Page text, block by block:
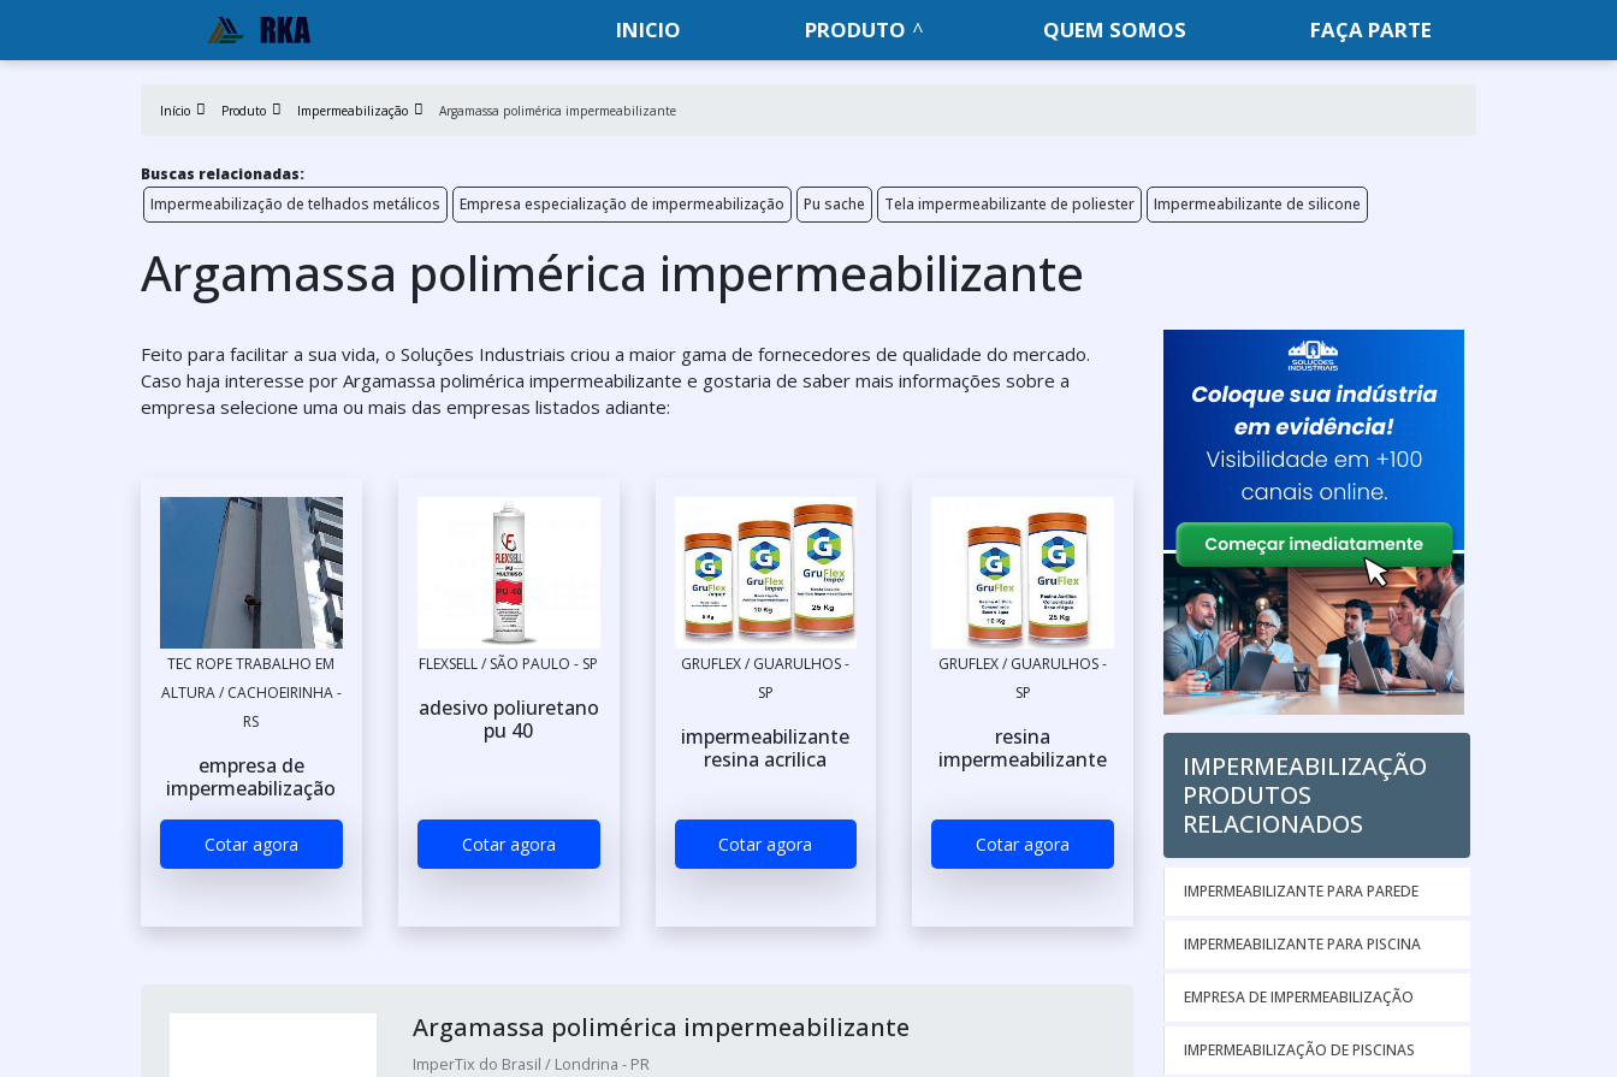
INICIO PRODUTO QUEM SOMOS FAÇA PARTE
Início Produto Impermeabilização Argamassa polimérica impermeabilizante
Buscas relacionadas:
Impermeabilização de telhados metálicos
Empresa especialização de impermeabilização Pu sache Tela impermeabilizante de poliester Impermeabilizante de silicone
Argamassa polimérica impermeabilizante
Feito para facilitar a sua vida, o Soluções Industriais criou a maior gama de fornecedores de qualidade do mercado.
Caso haja interesse por Argamassa polimérica impermeabilizante e gostaria de saber mais informações sobre a
empresa selecione uma ou mais das empresas listados adiante:
TEC ROPE TRABALHO EM
ALTURA / CACHOEIRINHA -
RS
empresa de
impermeabilização
Cotar agora
FLEXSELL / SÃO PAULO - SP
adesivo poliuretano
pu 40
Cotar agora
GRUFLEX / GUARULHOS -
SP
impermeabilizante
resina acrilica
Cotar agora
GRUFLEX / GUARULHOS -
SP
resina
impermeabilizante
Cotar agora
Argamassa polimérica impermeabilizante
ImperTix do Brasil / Londrina - PR
IMPERMEABILIZAÇÃO
PRODUTOS
RELACIONADOS
IMPERMEABILIZANTE PARA PAREDE
IMPERMEABILIZANTE PARA PISCINA
EMPRESA DE IMPERMEABILIZAÇÃO
IMPERMEABILIZAÇÃO DE PISCINAS